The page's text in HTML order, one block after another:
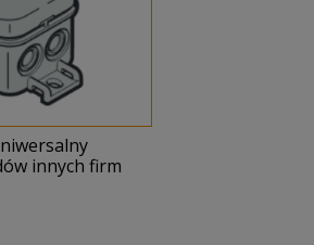
innych firm